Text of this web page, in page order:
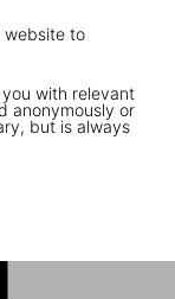
website to
with relevant
anonymously or
but is always